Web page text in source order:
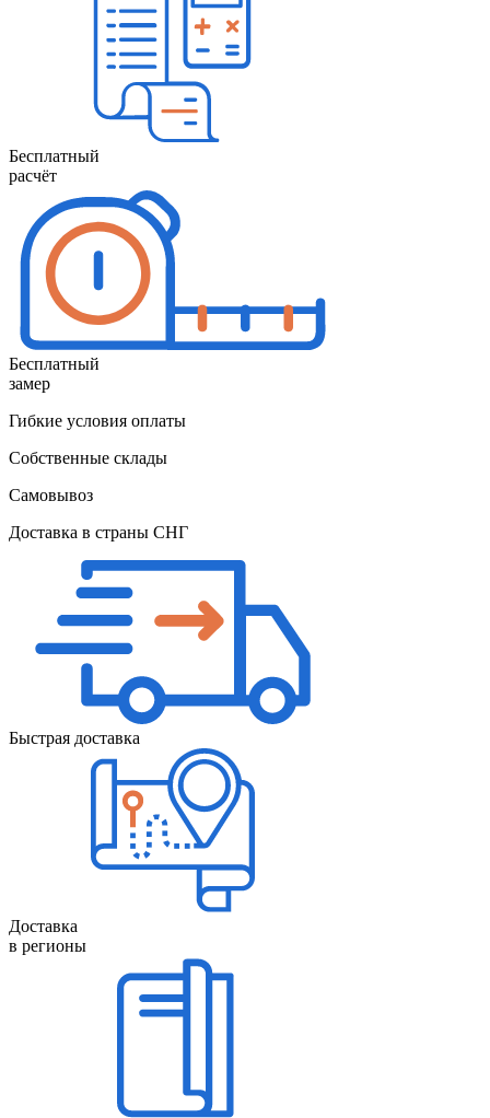
Бесплатный
расчёт
Бесплатный
замер
Гибкие условия оплаты
Собственные склады
Самовывоз
Доставка в страны СНГ
Быстрая доставка
Доставка
в регионы